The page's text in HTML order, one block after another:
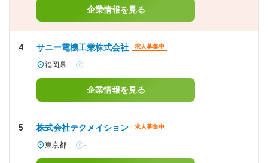
企業情報を見る
4 サニー電機工業株式会社 求人募集中
福岡県 -
企業情報を見る
5 株式会社テクメイション 求人募集中
東京都 -